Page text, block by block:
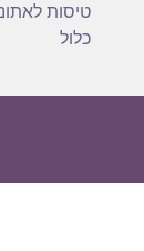
טיסות
כלול